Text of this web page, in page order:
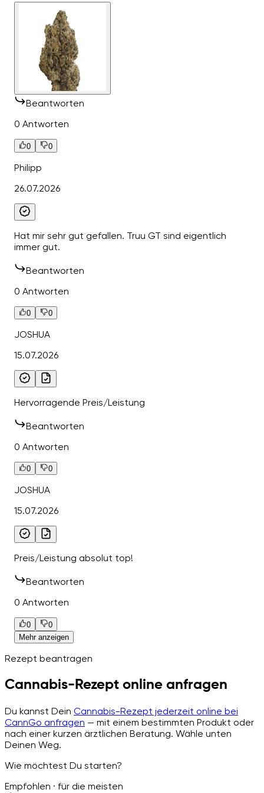
Beantworten
0 Antworten
0 0
Philipp
26.07.2026
Hat mir sehr gut gefallen. Truu GT sind eigentlich
immer gut.
Beantworten
0 Antworten
0 0
JOSHUA
15.07.2026
Hervorragende Preis/Leistung
Beantworten
0 Antworten
0 0
JOSHUA
15.07.2026
Preis/Leistung absolut top!
Beantworten
0 Antworten
0
0
Mehr anzeigen
Rezept beantragen
Cannabis-Rezept online anfragen
Du kannst Dein Cannabis-Rezept jederzeit online bei
CannGo anfragen — mit einem bestimmten Produkt oder
nach einer kurzen ärztlichen Beratung. Wähle unten
Deinen Weg.
Wie möchtest Du starten?
Empfohlen · für die meisten